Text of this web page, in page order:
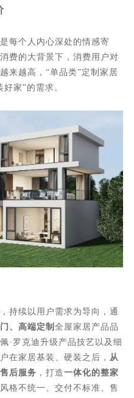
每个人内心深处的情感寄
费的大背景下，消费用户对
来越高，“单品类”定制家居
家”的需求。
持续以用户需求为导向，通
、高端定制 全屋家居产品品
·罗克迪升级产品技艺以及细
在家居基装、硬装之后， 从
后服务 ，打造一体化的整家
格不统一、交付不标准、售